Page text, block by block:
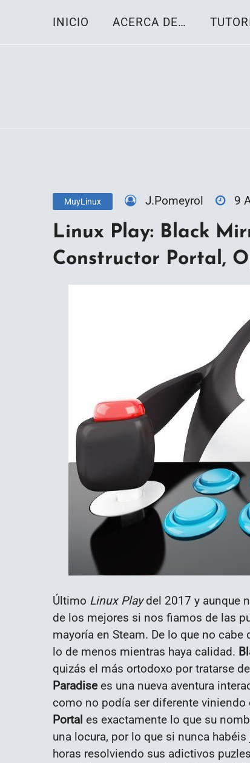
INICIO ACERCA DE…
MuyLinux J.Pomeyrol 9
Linux Play: Black
Constructor Portal,
Último Linux Playdel 2017 y aunque
de los mejores si nos fiamos de las
mayoría en Steam. De lo que no cabe
lo de menos mientras haya calidad.
quizás el más ortodoxo por tratarse
Paradisees una nueva aventura
como no podía ser diferente viniendo
Portal es exactamente lo que su
una locura, por lo que si nunca
horas resolviendo sus adictivos